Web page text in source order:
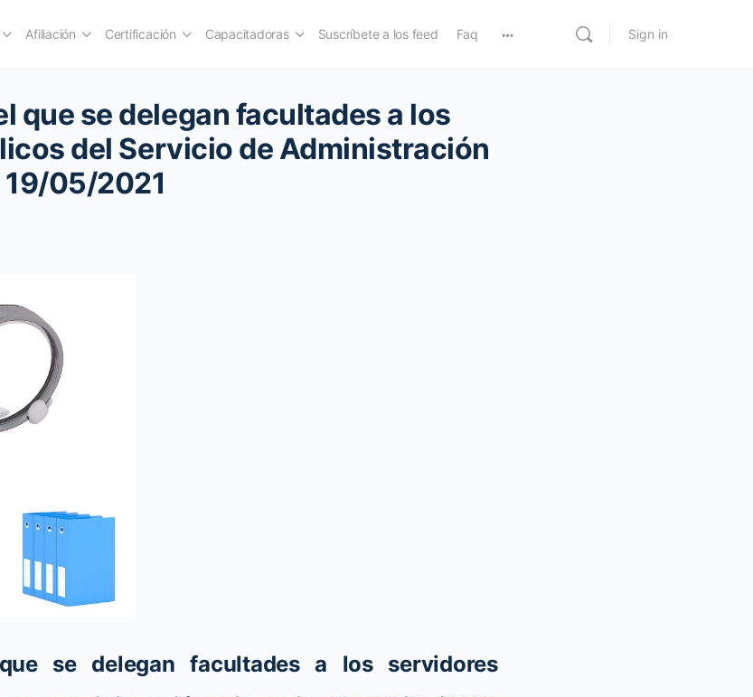
Afiliación Certificación Capacitadoras Suscríbete a los feed Faq Sign in
que se delegan facultades a los
del Servicio de Administración
19/05/2021
se delegan facultades a los servidores